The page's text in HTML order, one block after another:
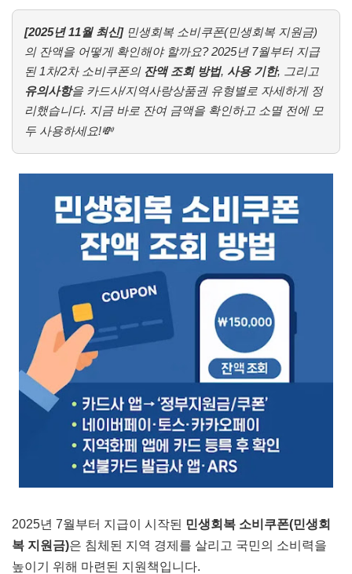
[2025년 11월 최신]민생회복 소비쿠폰(민생회복 지원금)
의 잔액을 어떻게 확인해야 할까요? 2025년 7월부터 지급
된 1차/2차 소비쿠폰의 잔액 조회 방법, 사용 기한, 그리고
유의사항을 카드사/지역사랑상품권 유형별로 자세하게 정
리했습니다. 지금 바로 잔여 금액을 확인하고 소멸 전에 모
두 사용하세요!💸
2025년 7월부터 지급이 시작된 민생회복 소비쿠폰(민생회
복 지원금)은 침체된 지역 경제를 살리고 국민의 소비력을
높이기 위해 마련된 지원책입니다.